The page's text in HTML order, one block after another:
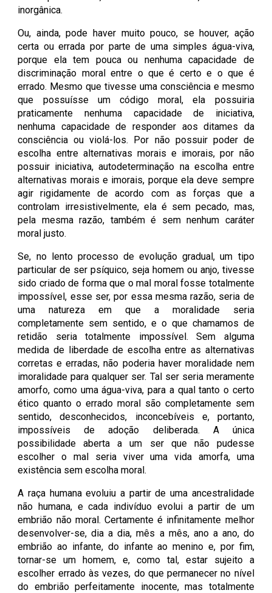
inorgânica.
Ou, ainda, pode haver muito pouco, se houver, ação
certa ou errada por parte de uma simples água-viva,
porque ela tem pouca ou nenhuma capacidade de
discriminação moral entre o que é certo e o que é
errado. Mesmo que tivesse uma consciência e mesmo
que possuísse um código moral, ela possuiria
praticamente nenhuma capacidade de iniciativa,
nenhuma capacidade de responder aos ditames da
consciência ou violá-los. Por não possuir poder de
escolha entre alternativas morais e imorais, por não
possuir iniciativa, autodeterminação na escolha entre
alternativas morais e imorais, porque ela deve sempre
agir rigidamente de acordo com as forças que a
controlam irresistivelmente, ela é sem pecado, mas,
pela mesma razão, também é sem nenhum caráter
moral justo.
Se, no lento processo de evolução gradual, um tipo
particular de ser psíquico, seja homem ou anjo, tivesse
sido criado de forma que o mal moral fosse totalmente
impossível, esse ser, por essa mesma razão, seria de
uma natureza em que a moralidade seria
completamente sem sentido, e o que chamamos de
retidão seria totalmente impossível. Sem alguma
medida de liberdade de escolha entre as alternativas
corretas e erradas, não poderia haver moralidade nem
imoralidade para qualquer ser. Tal ser seria meramente
amorfo, como uma água-viva, para a qual tanto o certo
ético quanto o errado moral são completamente sem
sentido, desconhecidos, inconcebíveis e, portanto,
impossíveis de adoção deliberada. A única
possibilidade aberta a um ser que não pudesse
escolher o mal seria viver uma vida amorfa, uma
existência sem escolha moral.
A raça humana evoluiu a partir de uma ancestralidade
não humana, e cada indivíduo evolui a partir de um
embrião não moral. Certamente é infinitamente melhor
desenvolver-se, dia a dia, mês a mês, ano a ano, do
embrião ao infante, do infante ao menino e, por fim,
tornar-se um homem, e, como tal, estar sujeito a
escolher errado às vezes, do que permanecer no nível
do embrião perfeitamente inocente, mas totalmente